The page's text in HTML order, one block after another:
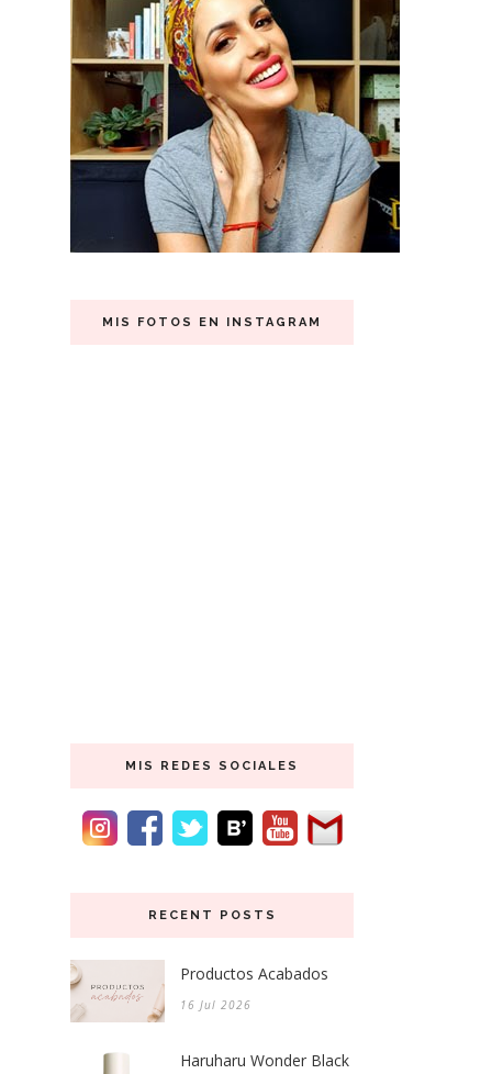
MIS FOTOS EN INSTAGRAM
MIS REDES SOCIALES
RECENT POSTS
Productos Acabados
16 Jul 2026
Haruharu Wonder Black